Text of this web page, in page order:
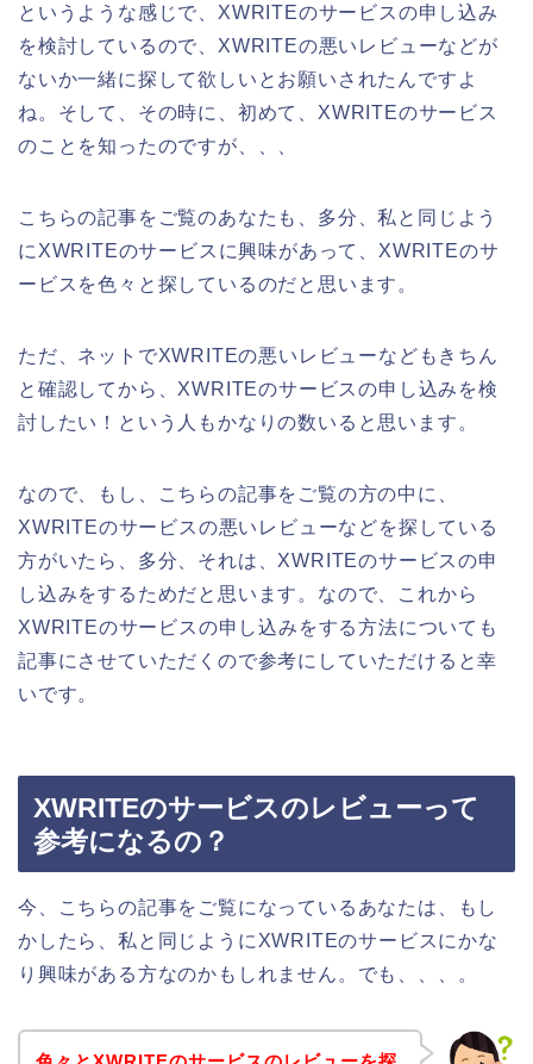
というような感じで、XWRITEのサービスの申し込み
を検討しているので、XWRITEの悪いレビューなどが
ないか一緒に探して欲しいとお願いされたんですよ
ね。そして、その時に、初めて、XWRITEのサービス
のことを知ったのですが、、、
こちらの記事をご覧のあなたも、多分、私と同じよう
にXWRITEのサービスに興味があって、XWRITEのサ
ービスを色々と探しているのだと思います。
ただ、ネットでXWRITEの悪いレビューなどもきちん
と確認してから、XWRITEのサービスの申し込みを検
討したい！という人もかなりの数いると思います。
なので、もし、こちらの記事をご覧の方の中に、
XWRITEのサービスの悪いレビューなどを探している
方がいたら、多分、それは、XWRITEのサービスの申
し込みをするためだと思います。なので、これから
XWRITEのサービスの申し込みをする方法についても
記事にさせていただくので参考にしていただけると幸
いです。
XWRITEのサービスのレビューって
参考になるの？
今、こちらの記事をご覧になっているあなたは、もし
かしたら、私と同じようにXWRITEのサービスにかな
り興味がある方なのかもしれません。でも、、、。